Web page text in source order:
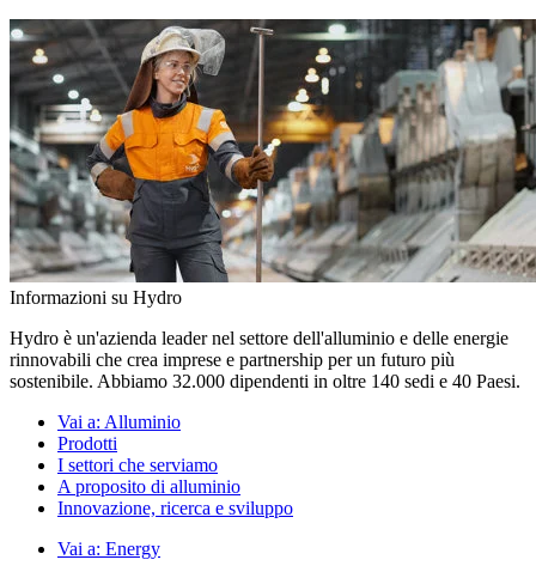
Informazioni su Hydro
Hydro è un'azienda leader nel settore dell'alluminio e delle energie
rinnovabili che crea imprese e partnership per un futuro più
sostenibile. Abbiamo 32.000 dipendenti in oltre 140 sedi e 40 Paesi.
Vai a: Alluminio
Prodotti
I settori che serviamo
A proposito di alluminio
Innovazione, ricerca e sviluppo
Vai a: Energy